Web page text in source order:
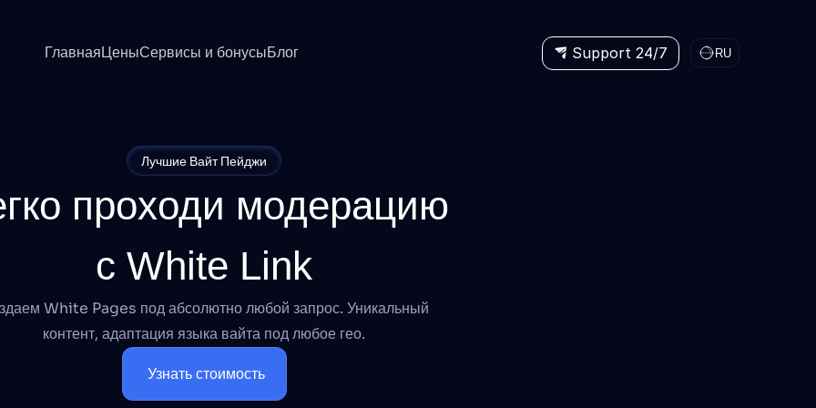
Главная ЦеныСервисы и бонусыБлог Support 24/7 RU
Лучшие Вайт Пейджи
проходи модерацию
с White Link
White Pages под абсолютно любой запрос. Уникальный
контент, адаптация языка вайта под любое гео.
Узнать стоимость